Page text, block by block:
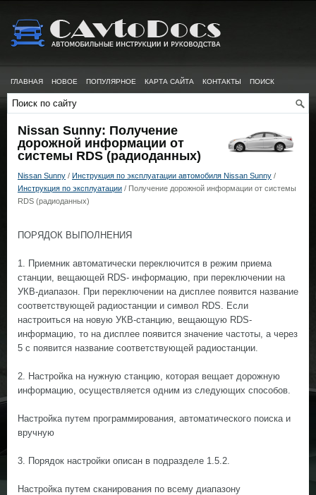
ГЛАВНАЯ НОВОЕ ПОПУЛЯРНОЕ КАРТА САЙТА КОНТАКТЫ ПОИСК
Nissan Sunny: Получение
дорожной информации от
системы RDS (радиоданных)
Nissan Sunny / Инструкция по эксплуатации автомобиля Nissan Sunny /
Инструкция по эксплуатации / Получение дорожной информации от системы
RDS (радиоданных)
ПОРЯДОК ВЫПОЛНЕНИЯ
1. Приемник автоматически переключится в режим приема
станции, вещающей RDS- информацию, при переключении на
УКВ-диапазон. При переключении на дисплее появится название
соответствующей радиостанции и символ RDS. Если
настроиться на новую УКВ-станцию, вещающую RDS-
информацию, то на дисплее появится значение частоты, а через
5 с появится название соответствующей радиостанции.
2. Настройка на нужную станцию, которая вещает дорожную
информацию, осуществляется одним из следующих способов.
Настройка путем программирования, автоматического поиска и
вручную
3. Порядок настройки описан в подразделе 1.5.2.
Настройка путем сканирования по всему диапазону